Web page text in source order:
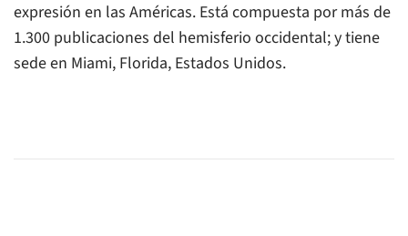
expresión en las Américas. Está compuesta por más de
1.300 publicaciones del hemisferio occidental; y tiene
sede en Miami, Florida, Estados Unidos.